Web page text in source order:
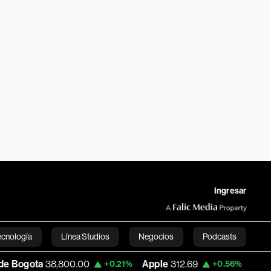
Ingresar
Línea Studios Negocios Podcasts
English
38,800.00 +0.21% Apple 312.69 +0.56% USD COP